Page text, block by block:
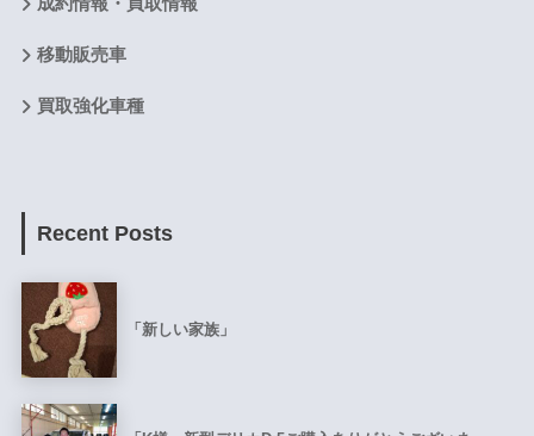
移動販売車
買取強化車種
Recent Posts
「新しい家族」